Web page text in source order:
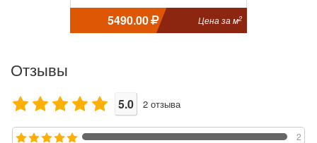
5490.00 Цена за м2
Отзывы
5.0 2 отзыва
2